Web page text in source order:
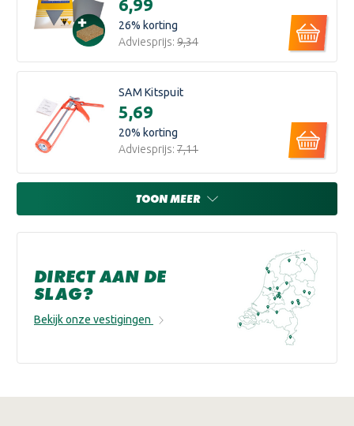
€6,99
26% korting
Adviesprijs: €9,34
SAM Kitspuit
€5,69
20% korting
Adviesprijs: €7,11
TOON MEER
DIRECT AAN DE
SLAG?
Bekijk onze vestigingen